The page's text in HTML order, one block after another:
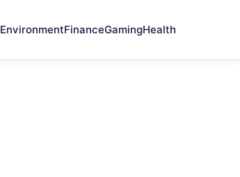
EnvironmentFinanceGamingHealth